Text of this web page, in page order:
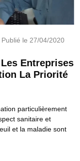
Publié le 27/04/2020
Entreprises
La Priorité
particulièrement
sanitaire et
et la maladie sont